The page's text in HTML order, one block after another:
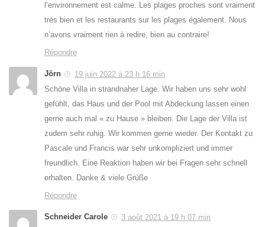
l’environnement est calme. Les plages proches sont vraiment
très bien et les restaurants sur les plages également. Nous
n’avons vraiment rien à redire, bien au contraire!
Répondre
Jörn
19 juin 2022 à 23 h 16 min
Schöne Villa in strandnaher Lage. Wir haben uns sehr wohl
gefühlt, das Haus und der Pool mit Abdeckung lassen einen
gerne auch mal « zu Hause » bleiben. Die Lage der Villa ist
zudem sehr ruhig. Wir kommen gerne wieder. Der Kontakt zu
Pascale und Francis war sehr unkompliziert und immer
freundlich. Eine Reaktion haben wir bei Fragen sehr schnell
erhalten. Danke & viele Grüße
Répondre
Schneider Carole
3 août 2021 à 19 h 07 min